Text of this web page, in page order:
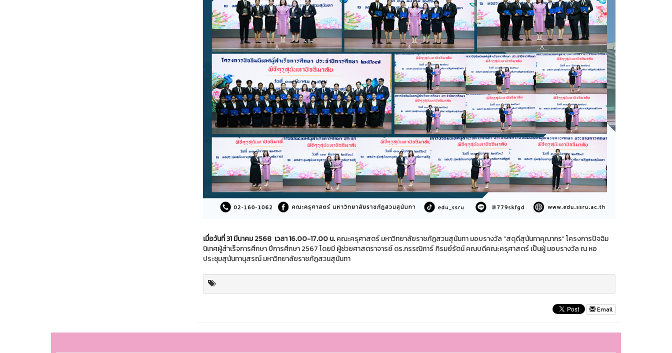
เมื่อวันที่ 31 มีนาคม 2568 เวลา 16.00-17.00 น.คณะครุศาสตร์ มหาวิทยาลัยราชภัฏสวนสุนันทา มอบรางวัล “สดุดีสุนันทาคุณากร” โครงการปัจฉิม
นิเทศผู้สำเร็จการศึกษา ปีการศึกษา 2567 โดยมี ผู้ช่วยศาสตราจารย์ ดร.กรรณิการ์ ภิรมย์รัตน์ คณบดีคณะครุศาสตร์ เป็นผู้ มอบรางวัล ณ หอ
ประชุมสุนันทานุสรณ์ มหาวิทยาลัยราชภัฏสวนสุนันทา
Email